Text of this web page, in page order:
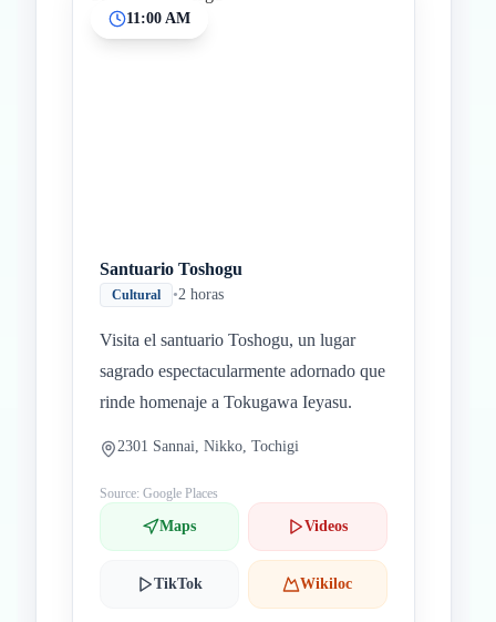
11:00 AM
Santuario Toshogu
Cultural •2 horas
Visita el santuario Toshogu, un lugar
sagrado espectacularmente adornado que
rinde homenaje a Tokugawa Ieyasu.
2301 Sannai, Nikko, Tochigi
Source: Google Places
Maps Videos
TikTok Wikiloc